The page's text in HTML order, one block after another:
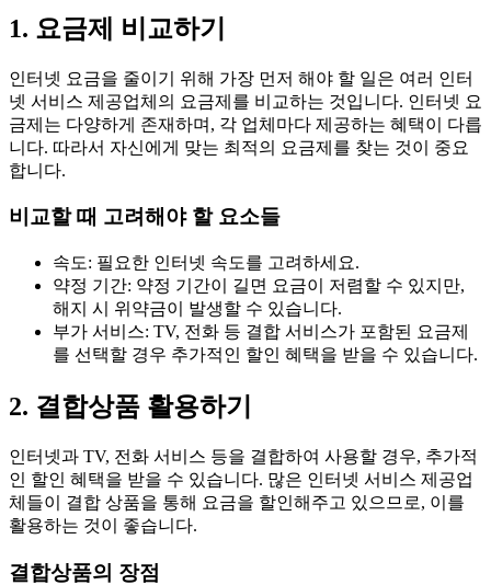
1. 요금제 비교하기
인터넷 요금을 줄이기 위해 가장 먼저 해야 할 일은 여러 인터
넷 서비스 제공업체의 요금제를 비교하는 것입니다. 인터넷 요
금제는 다양하게 존재하며, 각 업체마다 제공하는 혜택이 다릅
니다. 따라서 자신에게 맞는 최적의 요금제를 찾는 것이 중요
합니다.
비교할 때 고려해야 할 요소들
속도: 필요한 인터넷 속도를 고려하세요.
약정 기간: 약정 기간이 길면 요금이 저렴할 수 있지만,
해지 시 위약금이 발생할 수 있습니다.
부가 서비스: TV, 전화 등 결합 서비스가 포함된 요금제
를 선택할 경우 추가적인 할인 혜택을 받을 수 있습니다.
2. 결합상품 활용하기
인터넷과 TV, 전화 서비스 등을 결합하여 사용할 경우, 추가적
인 할인 혜택을 받을 수 있습니다. 많은 인터넷 서비스 제공업
체들이 결합 상품을 통해 요금을 할인해주고 있으므로, 이를
활용하는 것이 좋습니다.
결합상품의 장점